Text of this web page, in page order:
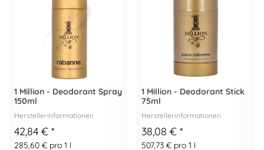
1 Million - Deodorant Spray
150ml
Herstellerinformationen
42,84 € *
285,60 € pro 1 l
1 Million - Deodorant Stick
75ml
Herstellerinformationen
38,08 € *
507,73 € pro 1 l